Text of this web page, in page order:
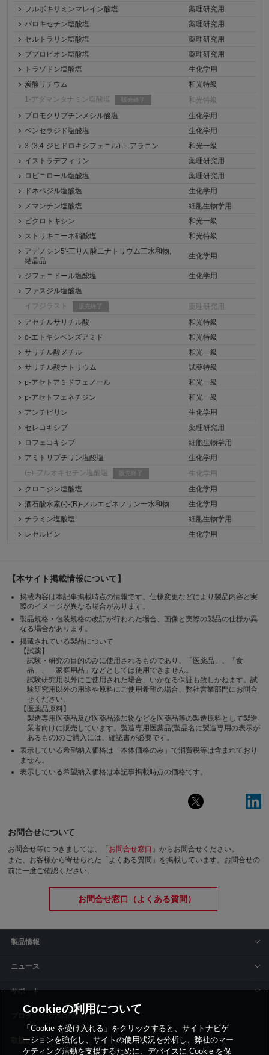
フルボキサミンマレイン酸塩
薬理研究用
パロキセチン塩酸塩
薬理研究用
セルトラリン塩酸塩
薬理研究用
ブプロピオン塩酸塩
薬理研究用
トラゾドン塩酸塩
生化学用
炭酸リチウム
和光特級
1-アダマンタナミン塩酸塩
販売終了
和光特級
ブロモクリプチンメシル酸塩
生化学用
ベンセラジド塩酸塩
生化学用
3-(3,4-ジヒドロキシフェニル)-L-アラニン
和光一級
イストラデフィリン
薬理研究用
ロピニロール塩酸塩
薬理研究用
ドネペジル塩酸塩
生化学用
メマンチン塩酸塩
細胞生物学用
ピクロトキシン
和光一級
ストリキニーネ硝酸塩
和光特級
アデノシン5'-三りん酸二ナトリウム三水和物,
結晶品
生化学用
ジフェニドール塩酸塩
生化学用
ファスジル塩酸塩
イブジラスト
販売終了
薬理研究用
アセチルサリチル酸
和光特級
o-エトキシベンズアミド
和光特級
サリチル酸メチル
和光一級
サリチル酸ナトリウム
試薬特級
p-アセトアミドフェノール
和光一級
p-アセトフェネチジン
和光一級
アンチピリン
生化学用
セレコキシブ
薬理研究用
ロフェコキシブ
細胞生物学用
アミトリプチリン塩酸塩
生化学用
(±)-フルオキセチン塩酸塩
販売終了
生化学用
クロニジン塩酸塩
生化学用
酒石酸水素(-)-(R)-ノルエピネフリン一水和物
生化学用
チラミン塩酸塩
細胞生物学用
レセルピン
生化学用
【本サイト掲載情報について】
掲載内容は本記事掲載時点の情報です。仕様変更などにより製品内容と実
際のイメージが異なる場合があります。
製品規格・包装規格の改訂が行われた場合、画像と実際の製品の仕様が異
なる場合があります。
掲載されている製品について
【試薬】
試験・研究の目的のみに使用されるものであり、「医薬品」、「食
品」、「家庭用品」などとしては使用できません。
試験研究用以外にご使用された場合、いかなる保証も致しかねます。試
験研究用以外の用途や原料にご使用希望の場合、弊社営業部門にお問合
せください。
【医薬品原料】
製造専用医薬品及び医薬品添加物などを医薬品等の製造原料として製造
業者向けに販売しています。製造専用医薬品(製品名に製造専用の表示が
あるもの)のご購入には、確認書が必要です。
表示している希望納入価格は「本体価格のみ」で消費税等は含まれており
ません。
表示している希望納入価格は本記事掲載時点の価格です。
お問合せについて
お問合せ等につきましては、「 お問合せ窓口 」からお問合せください。
また、お客様から寄せられた「よくある質問」を掲載しています。お問合せの
前に一度ご確認ください。
お問合せ窓口（よくある質問）
製品情報
ニュース
サポート
siyaku-blog
取扱いメーカー
Cookieの利用について
「Cookie を受け入れる」をクリックすると、サイトナビゲ
ーションを強化し、サイトの使用状況を分析し、弊社のマー
ケティング活動を支援するために、デバイスに Cookie を保